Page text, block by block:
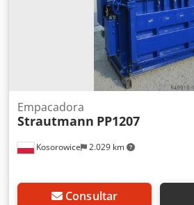
Kosorowice 2.029 km
Empacadora
Strautmann PP1207
Consultar